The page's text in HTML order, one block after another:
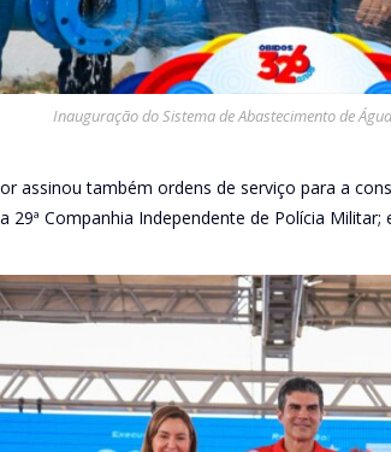
Inauguração do Sistema de Abastecimento de
assinou também ordens de serviço para a
29ª Companhia Independente de Polícia